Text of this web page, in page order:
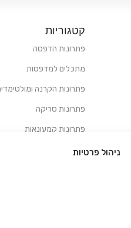
ניהול פרטיות
קטגוריות
פתרונות הדפסה
מתכלים למדפסות
פתרונות הקרנה
פתרונות סריקה
פתרונות קמעונאות
פתרונות למגזר הרפואי